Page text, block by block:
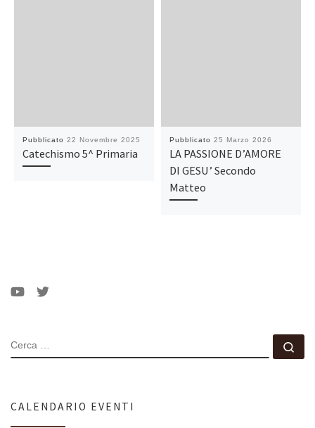
Pubblicato 22 Novembre 2025
Catechismo 5^ Primaria
Pubblicato 25 Marzo 2026
LA PASSIONE D’AMORE
DI GESU’ Secondo
Matteo
CERCA
CALENDARIO EVENTI